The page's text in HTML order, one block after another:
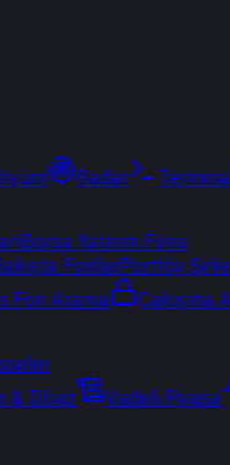
Radar
Borsa Yatırım Fonu
FonlarPortföy
Fon Arama Çakışma
& Döviz Vadeli Piyasa